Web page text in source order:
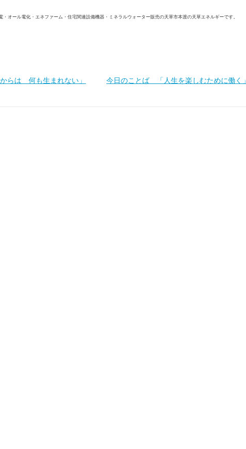
・オール電化・エネファーム・住宅関連設備機器・ミネラルウォーター販売の天草市本渡の天草エネルギーです。
らは 何も生まれない」 今日のことば 「人生を楽しむために働く」